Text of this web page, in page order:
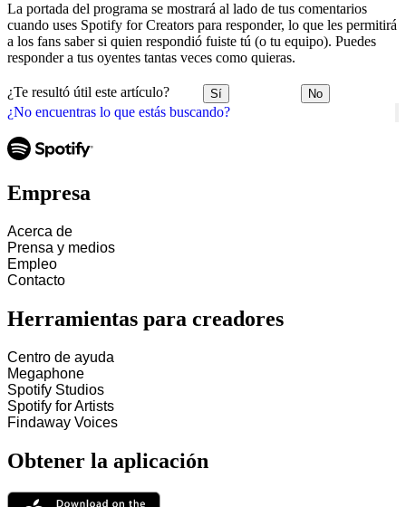
¿No encuentras lo que estás buscando?
La portada del programa se mostrará al lado de tus comentarios
cuando uses Spotify for Creators para responder, lo que les permitirá
a los fans saber si quien respondió fuiste tú (o tu equipo). Puedes
responder a tus oyentes tantas veces como quieras.
¿Te resultó útil este artículo? Sí No
Empresa
Acerca de
Prensa y medios
Empleo
Contacto
Herramientas para creadores
Centro de ayuda
Megaphone
Spotify Studios
Spotify for Artists
Findaway Voices
Obtener la aplicación